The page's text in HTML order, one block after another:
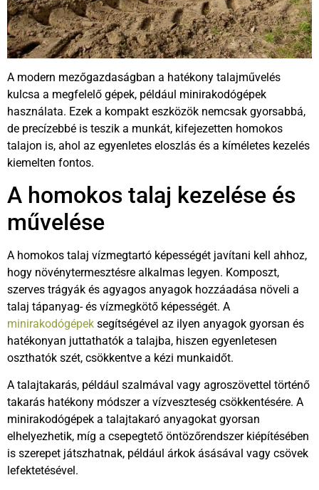
A modern mezőgazdaságban a hatékony talajművelés
kulcsa a megfelelő gépek, például minirakodógépek
használata. Ezek a kompakt eszközök nemcsak gyorsabbá,
de precízebbé is teszik a munkát, kifejezetten homokos
talajon is, ahol az egyenletes eloszlás és a kíméletes kezelés
kiemelten fontos.
A homokos talaj kezelése és
művelése
A homokos talaj vízmegtartó képességét javítani kell ahhoz,
hogy növénytermesztésre alkalmas legyen. Komposzt,
szerves trágyák és agyagos anyagok hozzáadása növeli a
talaj tápanyag- és vízmegkötő képességét. A
minirakodógépek segítségével az ilyen anyagok gyorsan és
hatékonyan juttathatók a talajba, hiszen egyenletesen
oszthatók szét, csökkentve a kézi munkaidőt.
A talajtakarás, például szalmával vagy agroszövettel történő
takarás hatékony módszer a vízveszteség csökkentésére. A
minirakodógépek a talajtakaró anyagokat gyorsan
elhelyezhetik, míg a csepegtető öntözőrendszer kiépítésében
is szerepet játszhatnak, például árkok ásásával vagy csövek
lefektetésével.